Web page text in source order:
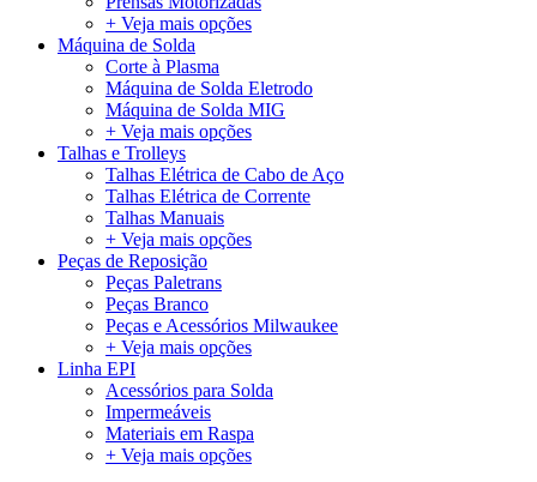
+ Veja mais opções
Máquina de Solda
Corte à Plasma
Máquina de Solda Eletrodo
Máquina de Solda MIG
+ Veja mais opções
Talhas e Trolleys
Talhas Elétrica de Cabo de Aço
Talhas Elétrica de Corrente
Talhas Manuais
+ Veja mais opções
Peças de Reposição
Peças Paletrans
Peças Branco
Peças e Acessórios Milwaukee
+ Veja mais opções
Linha EPI
Acessórios para Solda
Impermeáveis
Materiais em Raspa
+ Veja mais opções